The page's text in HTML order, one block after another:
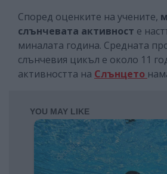
Според оценките на учените,
слънчевата активност е
миналата година. Средната
слънчевия цикъл е около 11
активността на Слънцето